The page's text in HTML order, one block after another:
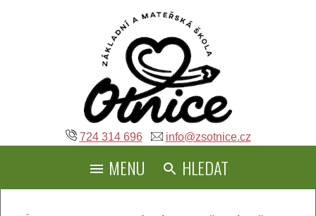
724 314 696 info@zsotnice.cz
MENU HLEDAT